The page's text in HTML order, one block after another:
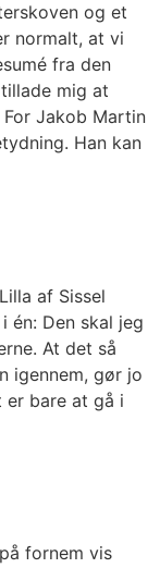
og et
normalt, at vi
fra den
mig at
Jakob Martin
Han kan
af Sissel
én: Den skal jeg
At det så
igennem, gør jo
er bare at gå i
fornem vis